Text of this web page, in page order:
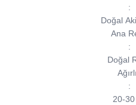
:
Doğal
Ana
:
Doğal
:
20-